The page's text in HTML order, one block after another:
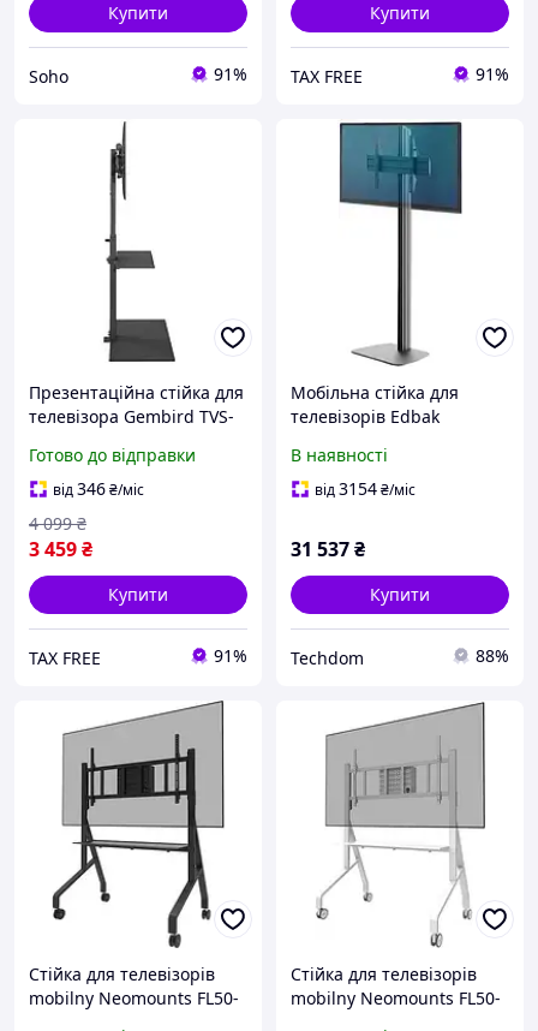
Купити
Soho 91%
Купити
TAX FREE 91%
Презентаційна стійка для
телевізора Gembird TVS-
Готово до відправки
від346₴/міс
3 459₴
4 099 ₴
Купити
TAX FREE 91%
Мобільна стійка для
телевізорів Edbak
напольна
В наявності
від3154₴/міс
31 537₴
Купити
Techdom 88%
Стійка для телевізорів
mobilny Neomounts FL50-
Стійка для телевізорів
mobilny Neomounts FL50-